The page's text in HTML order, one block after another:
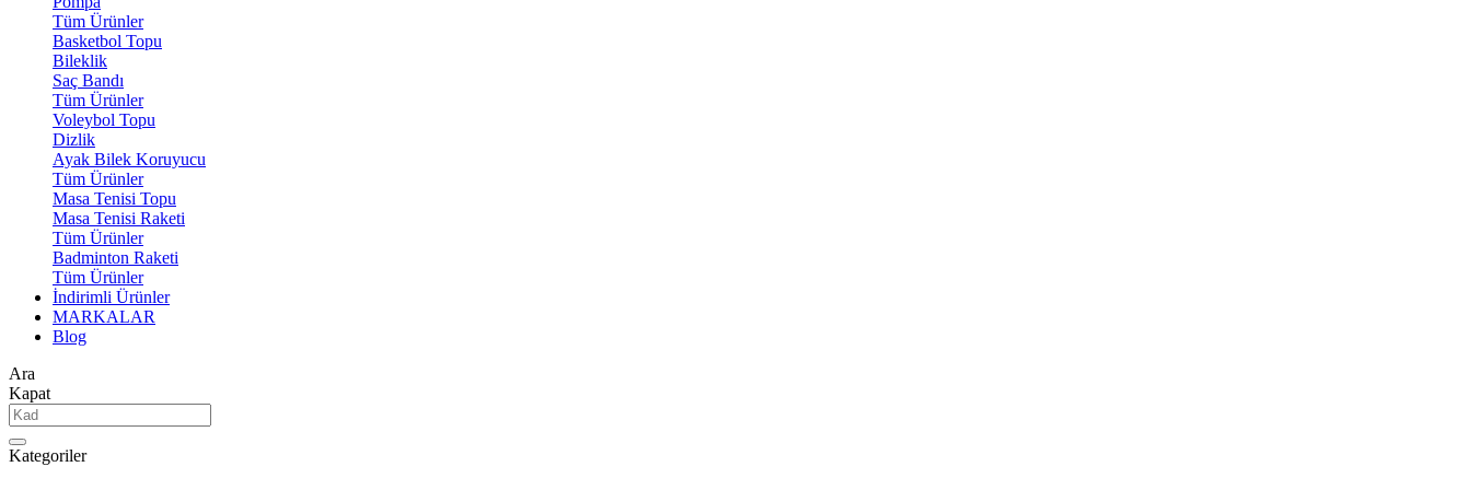
Tüm Ürünler
Basketbol Topu
Bileklik
Saç Bandı
Tüm Ürünler
Voleybol Topu
Dizlik
Ayak Bilek Koruyucu
Tüm Ürünler
Masa Tenisi Topu
Masa Tenisi Raketi
Tüm Ürünler
Badminton Raketi
Tüm Ürünler
İndirimli Ürünler
MARKALAR
Blog
Ara
Kapat
Kategoriler